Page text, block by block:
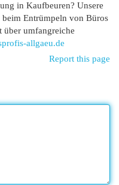
in Kaufbeuren? Unsere
Entrümpeln von Büros
umfangreiche
allgaeu.de
Report this page